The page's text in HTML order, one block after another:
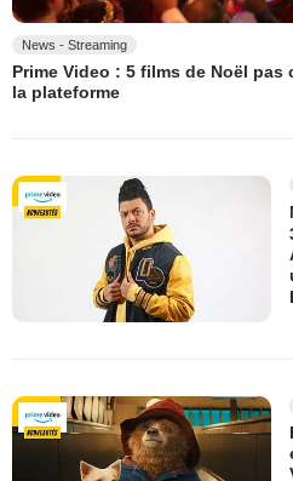
News - Streaming
Prime Video : 5 films de Noël
la plateforme